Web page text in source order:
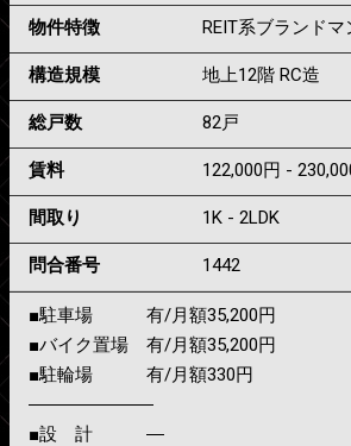
物件特徴 REIT系ブランド
構造規模 地上12階 RC造
総戸数 82戸
賃料 122,000円 -
間取り 1K - 2LDK
問合番号 1442
■駐車場 有/月額35,200円
■バイク置場 有/月額35,200円
■駐輪場 有/月額330円
―――――――
■設 計 ―